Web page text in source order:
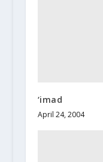
‘imad
April 24, 2004